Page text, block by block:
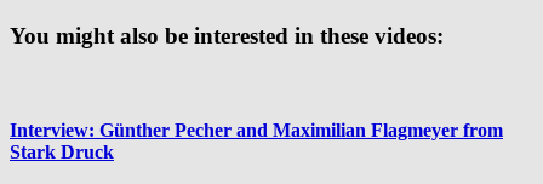
You might also be interested in these videos:
Interview: Günther Pecher and Maximilian Flagmeyer from
Stark Druck